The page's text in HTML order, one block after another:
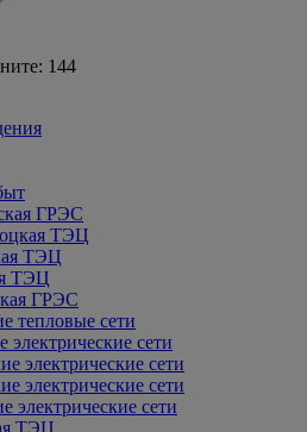
144
ГРЭС
ТЭЦ
ТЭЦ
ТЭЦ
ГРЭС
тепловые сети
электрические сети
электрические сети
электрические сети
электрические сети